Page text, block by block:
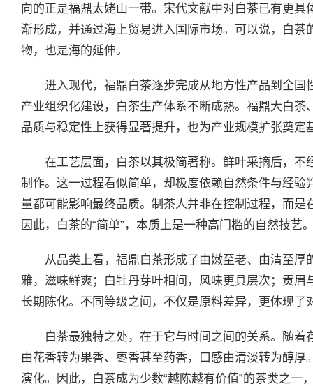
向的正是福鼎太姥山一带。宋代文献中对白茶已有更具
渐形成，并通过海上贸易进入国际市场。可以说，白
物，也是海的延伸。
进入现代，福鼎白茶逐步完成从地方性产品到全
产业组织化建设，白茶生产体系不断成熟。福鼎大白
品质与稳定性上获得显著提升，也为产业规模扩张奠定
在工艺层面，白茶以其极简著称。鲜叶采摘后，
制作。这一过程看似简单，却极度依赖自然条件与经
量都可能影响最终品质。制茶人并非在控制过程，而
因此，白茶的“简单”，本质上是一种高门槛的自然技艺
从品类上看，福鼎白茶形成了由嫩至老、由清至
雅，滋味鲜爽；白牡丹芽叶相间，风味更具层次；贡
长期陈化。不同等级之间，不仅是原料差异，更体现了
白茶最独特之处，在于它与时间之间的关系。随
由花香转为果香、枣香甚至药香，口感由清淡转为醇
演化。因此，白茶成为少数“越陈越有价值”的茶类之一